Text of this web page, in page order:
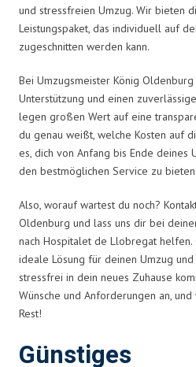
und stressfreien Umzug. Wir bieten
Leistungspaket, das individuell auf
zugeschnitten werden kann.
Bei Umzugsmeister König
Unterstützung und einen
legen großen Wert auf eine
du genau weißt, welche Kosten auf
es, dich von Anfang bis Ende
den bestmöglichen Service zu bieten.
Also, worauf wartest du noch?
Oldenburg und lass uns dir bei
nach Hospitalet de Llobregat
ideale Lösung für deinen Umzug
stressfrei in dein neues Zuhause
Wünsche und Anforderungen an,
Rest!
Günstiges